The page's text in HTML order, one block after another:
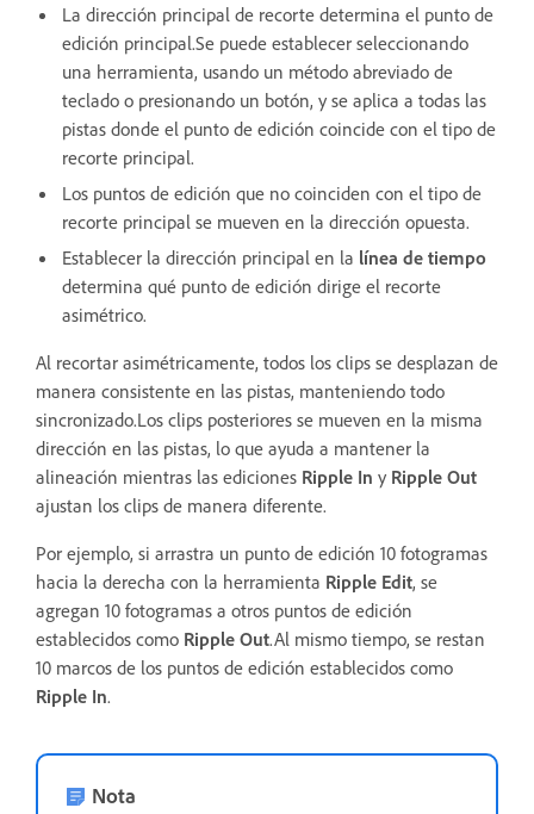
La dirección principal de recorte determina el punto de
edición principal.Se puede establecer seleccionando
una herramienta, usando un método abreviado de
teclado o presionando un botón, y se aplica a todas las
pistas donde el punto de edición coincide con el tipo de
recorte principal.
Los puntos de edición que no coinciden con el tipo de
recorte principal se mueven en la dirección opuesta.
Establecer la dirección principal en la línea de tiempo
determina qué punto de edición dirige el recorte
asimétrico.
Al recortar asimétricamente, todos los clips se desplazan de
manera consistente en las pistas, manteniendo todo
sincronizado.Los clips posteriores se mueven en la misma
dirección en las pistas, lo que ayuda a mantener la
alineación mientras las ediciones Ripple In y Ripple Out
ajustan los clips de manera diferente.
Por ejemplo, si arrastra un punto de edición 10 fotogramas
hacia la derecha con la herramienta Ripple Edit, se
agregan 10 fotogramas a otros puntos de edición
establecidos como Ripple Out.Al mismo tiempo, se restan
10 marcos de los puntos de edición establecidos como
Ripple In.
Nota